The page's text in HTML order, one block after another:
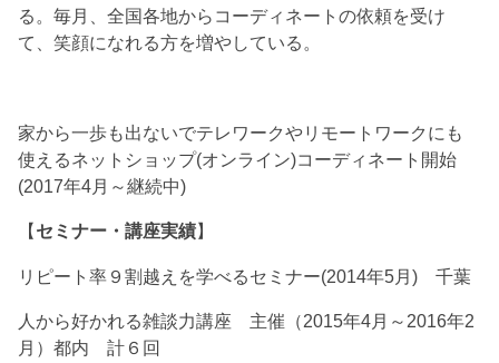
る。毎月、全国各地からコーディネートの依頼を受け
て、笑顔になれる方を増やしている。
家から一歩も出ないでテレワークやリモートワークにも
使えるネットショップ(オンライン)コーディネート開始
(2017年4月～継続中)
【セミナー・講座実績】
リピート率９割越えを学べるセミナー(2014年5月) 千葉
人から好かれる雑談力講座 主催（2015年4月～2016年2
月）都内 計６回